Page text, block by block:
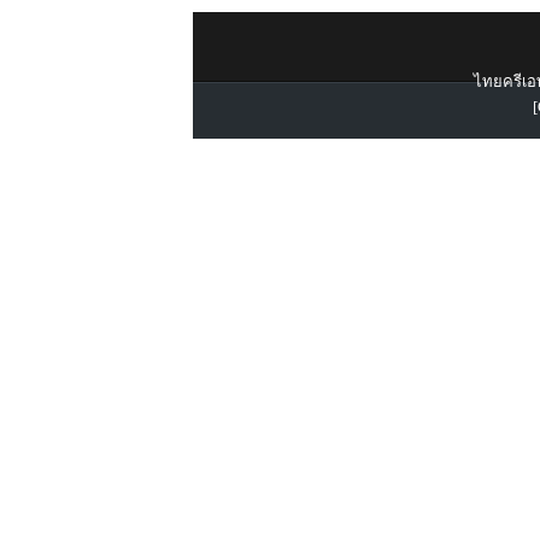
ไทยครีเอ
[